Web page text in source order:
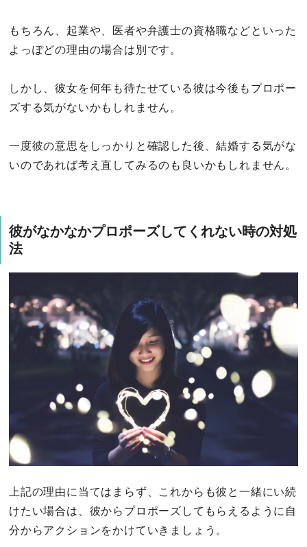
もちろん、起業や、医者や弁護士の資格職などといった
よっぽどの理由の場合は別です。
しかし、彼女を何年も待たせている彼は今後もプロポー
ズする気がないかもしれません。
一度彼の意思をしっかりと確認した後、結婚する気がな
いのであれば考え直してみるのも良いかもしれません。
彼がなかなかプロポーズしてくれない時の対処
法
上記の理由に当てはまらず、これからも彼と一緒にい続
けたい場合は、彼からプロポーズしてもらえるように自
分からアクションをかけていきましょう。